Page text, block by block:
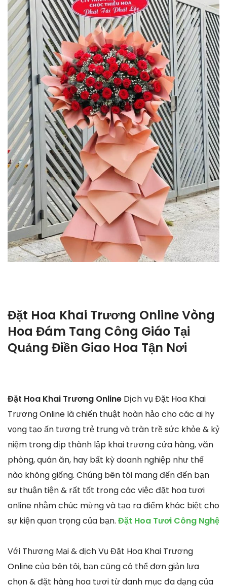
Đặt Hoa Khai Trương Online Vòng
Hoa Đám Tang Công Giáo Tại
Quảng Điền Giao Hoa Tận Nơi
Đặt Hoa Khai Trương Online Dịch vụ Đặt Hoa Khai
Trương Online là chiến thuật hoàn hảo cho các ai hy
vọng tạo ấn tượng trẻ trung và tràn trề sức khỏe & kỷ
niệm trong dịp thành lập khai trương cửa hàng, văn
phòng, quán ăn, hay bất kỳ doanh nghiệp như thế
nào không giống. Chúng bên tôi mang đến đến bạn
sự thuận tiện & rất tốt trong các việc đặt hoa tươi
online nhằm chúc mừng và tạo ra điểm khác biệt cho
sự kiện quan trọng của bạn. Đặt Hoa Tươi Công Nghệ
Với Thương Mại & dịch Vụ Đặt Hoa Khai Trương
Online của bên tôi, bạn cũng có thể đơn giản lựa
chọn & đặt hàng hoa tươi từ danh mục đa dạng của